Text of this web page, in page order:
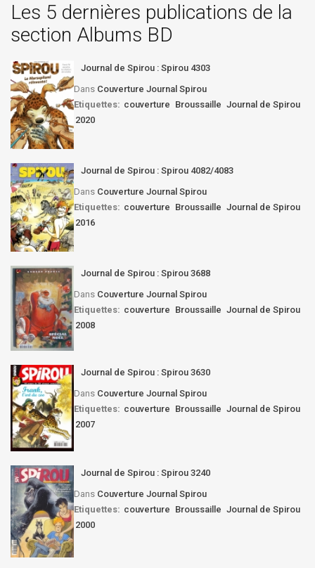
Les 5 dernières publications de la
section Albums BD
Journal de Spirou : Spirou 4303
Dans Couverture Journal Spirou
Etiquettes: couverture Broussaille Journal de Spirou
2020
Journal de Spirou : Spirou 4082/4083
Dans Couverture Journal Spirou
Etiquettes: couverture Broussaille Journal de Spirou
2016
Journal de Spirou : Spirou 3688
Dans Couverture Journal Spirou
Etiquettes: couverture Broussaille Journal de Spirou
2008
Journal de Spirou : Spirou 3630
Dans Couverture Journal Spirou
Etiquettes: couverture Broussaille Journal de Spirou
2007
Journal de Spirou : Spirou 3240
Dans Couverture Journal Spirou
Etiquettes: couverture Broussaille Journal de Spirou
2000